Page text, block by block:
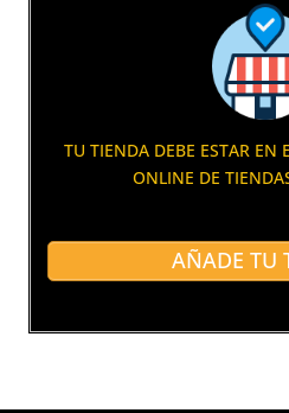
TU TIENDA DEBE ESTAR EN
ONLINE DE
AÑADE TU